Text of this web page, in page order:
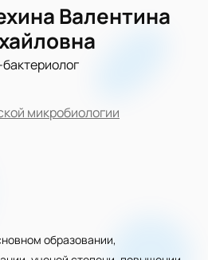
Валентина
микробиологии
образовании,